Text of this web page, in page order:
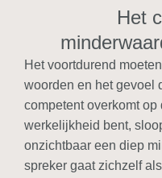
Het
Het voortdurend
woorden en het gevoel
competent overkomt
werkelijkheid bent,
onzichtbaar een diep
spreker gaat zichzelf